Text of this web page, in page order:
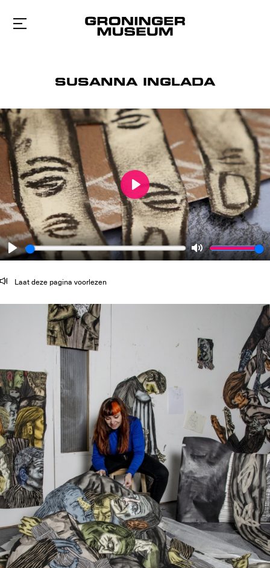
Naar
hoofdinhoud
SUSANNA INGLADA
Play Mute
Play
Laat deze pagina voorlezen